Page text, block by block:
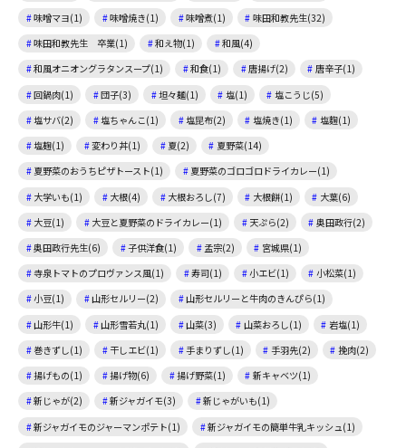
味噌マヨ(1)
味噌焼き(1) 味噌煮(1)
味田和教先生(32)
味田和教先生 卒業(1)
和え物(1)
和風(4)
和風オニオングラタンスープ(1)
和食(1) 唐揚げ(2)
唐辛子(1)
回鍋肉(1)
団子(3) 坦々麺(1) 塩(1)
塩こうじ(5)
塩サバ(2)
塩ちゃんこ(1) 塩昆布(2) 塩焼き(1)
塩麴(1)
塩麹(1)
変わり丼(1) 夏(2)
夏野菜(14)
夏野菜のおうちピザトースト(1)
夏野菜のゴロゴロドライカレー(1)
大学いも(1)
大根(4) 大根おろし(7) 大根餅(1)
大葉(6)
大豆(1)
大豆と夏野菜のドライカレー(1) 天ぷら(2)
奥田政行(2)
奥田政行先生(6)
子供洋食(1) 孟宗(2)
宮城県(1)
寺泉トマトのプロヴァンス風(1)
寿司(1) 小エビ(1)
小松菜(1)
小豆(1)
山形セルリー(2)
山形セルリーと牛肉のきんぴら(1)
山形牛(1)
山形雪若丸(1) 山菜(3) 山菜おろし(1)
岩塩(1)
巻きずし(1)
干しエビ(1) 手まりずし(1) 手羽先(2)
挽肉(2)
揚げもの(1)
揚げ物(6) 揚げ野菜(1)
新キャベツ(1)
新じゃが(2)
新ジャガイモ(3)
新じゃがいも(1)
新ジャガイモのジャーマンポテト(1)
新ジャガイモの簡単牛乳キッシュ(1)